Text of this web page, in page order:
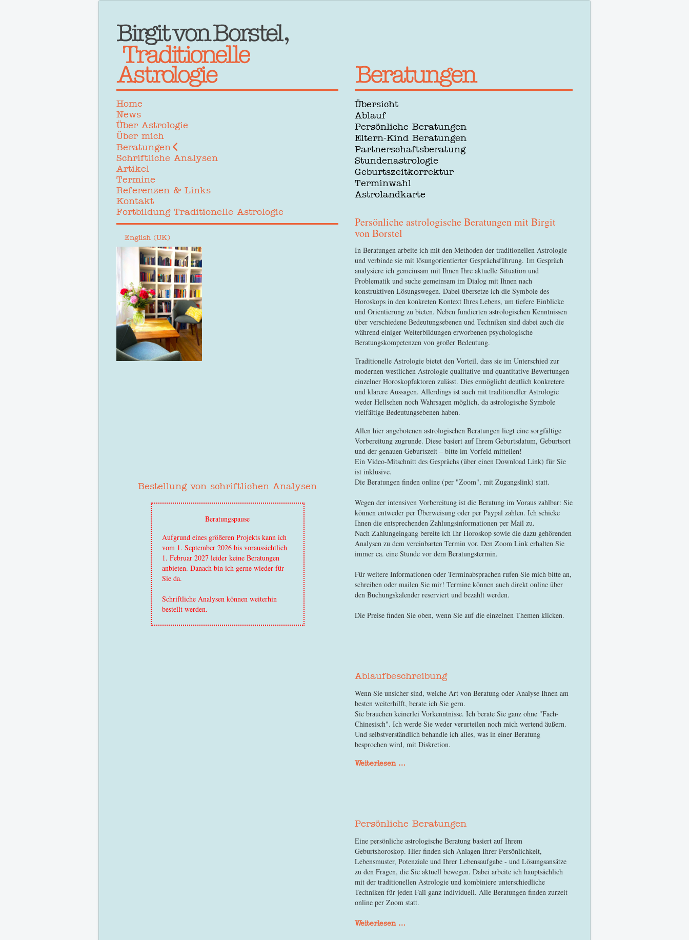
Home
News
Über Astrologie
Über mich
Beratungen
Schriftliche Analysen
Artikel
Termine
Referenzen & Links
Kontakt
Fortbildung Traditionelle Astrologie
Sprache auswählen
English (UK)
Bestellung von schriftlichen Analysen
Beratungspause
Aufgrund eines größeren Projekts kann ich
vom 1. September 2026 bis voraussichtlich
1. Februar 2027 leider keine Beratungen
anbieten. Danach bin ich gerne wieder für
Sie da.
Schriftliche Analysen können weiterhin
bestellt werden.
Übersicht
Ablauf
Persönliche Beratungen
Eltern-Kind Beratungen
Partnerschaftsberatung
Stundenastrologie
Geburtszeitkorrektur
Terminwahl
Astrolandkarte
Persönliche astrologische Beratungen mit Birgit
von Borstel
In Beratungen arbeite ich mit den Methoden der traditionellen Astrologie
und verbinde sie mit lösungorientierter Gesprächsführung. Im Gespräch
analysiere ich gemeinsam mit Ihnen Ihre aktuelle Situation und
Problematik und suche gemeinsam im Dialog mit Ihnen nach
konstruktiven Lösungswegen. Dabei übersetze ich die Symbole des
Horoskops in den konkreten Kontext Ihres Lebens, um tiefere Einblicke
und Orientierung zu bieten. Neben fundierten astrologischen Kenntnissen
über verschiedene Bedeutungsebenen und Techniken sind dabei auch die
während einiger Weiterbildungen erworbenen psychologische
Beratungskompetenzen von großer Bedeutung.
Traditionelle Astrologie bietet den Vorteil, dass sie im Unterschied zur
modernen westlichen Astrologie qualitative und quantitative Bewertungen
einzelner Horoskopfaktoren zulässt. Dies ermöglicht deutlich konkretere
und klarere Aussagen. Allerdings ist auch mit traditioneller Astrologie
weder Hellsehen noch Wahrsagen möglich, da astrologische Symbole
vielfältige Bedeutungsebenen haben.
Allen hier angebotenen astrologischen Beratungen liegt eine sorgfältige
Vorbereitung zugrunde. Diese basiert auf Ihrem Geburtsdatum, Geburtsort
und der genauen Geburtszeit – bitte im Vorfeld mitteilen!
Ein Video-Mitschnitt des Gesprächs (über einen Download Link) für Sie
ist inklusive.
Die Beratungen finden online (per "Zoom", mit Zugangslink) statt.
Wegen der intensiven Vorbereitung ist die Beratung im Voraus zahlbar: Sie
können entweder per Überweisung oder per Paypal zahlen. Ich schicke
Ihnen die entsprechenden Zahlungsinformationen per Mail zu.
Nach Zahlungeingang bereite ich Ihr Horoskop sowie die dazu gehörenden
Analysen zu dem vereinbarten Termin vor. Den Zoom Link erhalten Sie
immer ca. eine Stunde vor dem Beratungstermin.
Für weitere Informationen oder Terminabsprachen rufen Sie mich bitte an,
schreiben oder mailen Sie mir! Termine können auch direkt online über
den Buchungskalender reserviert und bezahlt werden.
Die Preise finden Sie oben, wenn Sie auf die einzelnen Themen klicken.
Ablaufbeschreibung
Wenn Sie unsicher sind, welche Art von Beratung oder Analyse Ihnen am
besten weiterhilft, berate ich Sie gern.
Sie brauchen keinerlei Vorkenntnisse. Ich berate Sie ganz ohne "Fach-
Chinesisch". Ich werde Sie weder verurteilen noch mich wertend äußern.
Und selbstverständlich behandle ich alles, was in einer Beratung
besprochen wird, mit Diskretion.
Weiterlesen …
Persönliche Beratungen
Eine persönliche astrologische Beratung basiert auf Ihrem
Geburtshoroskop. Hier finden sich Anlagen Ihrer Persönlichkeit,
Lebensmuster, Potenziale und Ihrer Lebensaufgabe - und Lösungsansätze
zu den Fragen, die Sie aktuell bewegen. Dabei arbeite ich hauptsächlich
mit der traditionellen Astrologie und kombiniere unterschiedliche
Techniken für jeden Fall ganz individuell. Alle Beratungen finden zurzeit
online per Zoom statt.
Weiterlesen …